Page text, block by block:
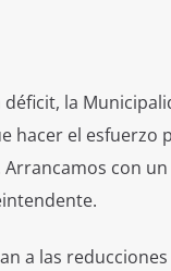
la
hacer el esfuerzo
con
a las